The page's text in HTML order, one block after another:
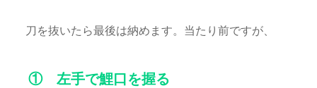
刀を抜いたら最後は納めます。当たり前ですが、
① 左手で鯉口を握る